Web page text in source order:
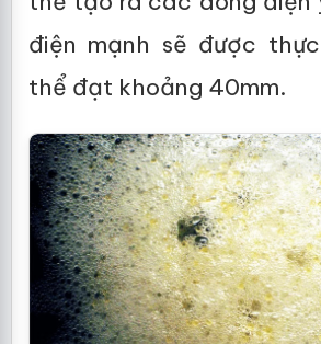
điện mạnh sẽ được
thể đạt khoảng 40mm.